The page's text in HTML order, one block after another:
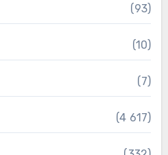
(93)
(10)
(7)
(4 617)